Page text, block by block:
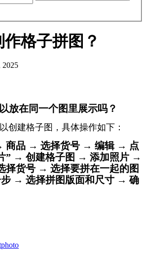
格子拼图？
2025
放在同一个图里展示吗？
创建格子图，具体操作如下：
商品 → 选择货号 → 编辑 → 点
” → 创建格子图 → 添加照片 →
择货号 → 选择要拼在一起的图
→ 选择拼图版面和尺寸 → 确